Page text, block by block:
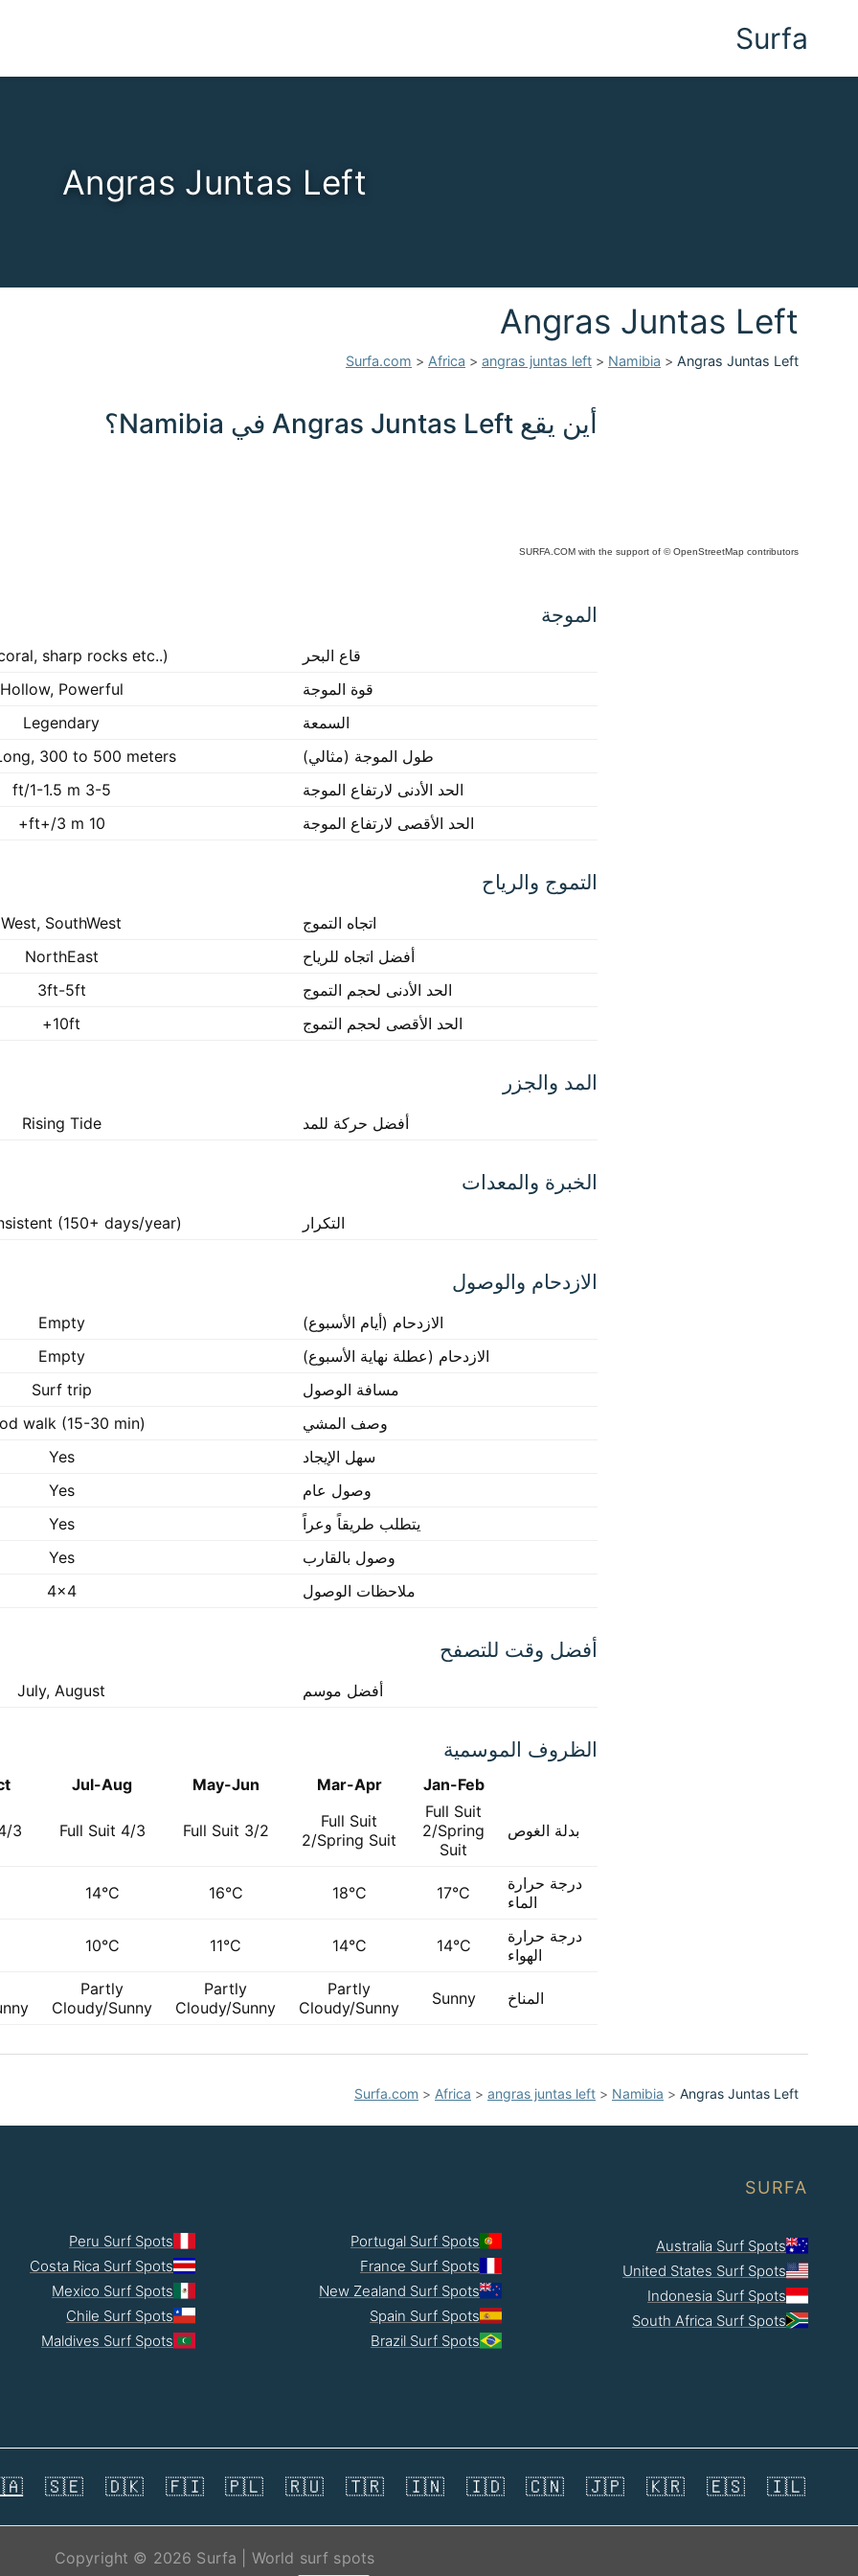
Surfa
Angras Juntas Left
Angras Juntas Left
Surfa.com > Africa > angras juntas left > Namibia > Angras Juntas Left
أين يقع Angras Juntas Left في Namibia؟
SURFA.COM with the support of © OpenStreetMap contributors
الموجة
قاع البحر
sharp rocks etc..)
قوة الموجة
Hollow, Powerful
السمعة
Legendary
طول الموجة (مثالي)
300 to 500 meters
الحد الأدنى لارتفاع الموجة
3-5 ft/1-1.5 m
الحد الأقصى لارتفاع الموجة
10 ft+/3 m+
التموج والرياح
اتجاه التموج
West, SouthWest
أفضل اتجاه للرياح
NorthEast
الحد الأدنى لحجم التموج
3ft-5ft
الحد الأقصى لحجم التموج
10ft+
المد والجزر
أفضل حركة للمد Rising Tide
الخبرة والمعدات
التكرار (150+ days/year)
الازدحام والوصول
الازدحام (أيام الأسبوع)
Empty
الازدحام (عطلة نهاية الأسبوع)
Empty
مسافة الوصول
Surf trip
وصف المشي
walk (15-30 min)
سهل الإيجاد
Yes
وصول عام
Yes
يتطلب طريقاً وعراً
Yes
وصول بالقارب
Yes
ملاحظات الوصول
4x4
أفضل وقت للتصفح
أفضل موسم July, August
الظروف الموسمية
Jan-Feb
Mar-Apr
May-Jun
Jul-Aug
بدلة الغوص
Full Suit
2/Spring
Suit
Full Suit
2/Spring Suit
Full Suit 3/2
Full Suit 4/3
3
درجة حرارة
الماء
17°C
18°C
16°C
14°C
درجة حرارة
الهواء
14°C
14°C
11°C
10°C
المناخ Sunny
Partly
Cloudy/Sunny
Partly
Cloudy/Sunny
Partly
Cloudy/Sunny
Surfa.com > Africa > angras juntas left > Namibia > Angras Juntas Left
SURFA
Australia Surf Spots
United States Surf Spots
Indonesia Surf Spots
South Africa Surf Spots
Portugal Surf Spots
France Surf Spots
New Zealand Surf Spots
Spain Surf Spots
Brazil Surf Spots
Peru Surf Spots
Costa Rica Surf Spots
Mexico Surf Spots
Chile Surf Spots
Maldives Surf Spots
🇸🇪 🇩🇰 🇫🇮 🇵🇱 🇷🇺 🇹🇷 🇮🇳 🇮🇩 🇨🇳 🇯🇵 🇰🇷 🇪🇸 🇮🇱
Copyright © 2026 Surfa | World surf spots